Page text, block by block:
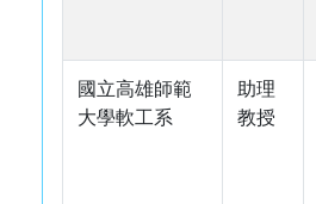
國立高雄師範
大學軟工系
助理
教授